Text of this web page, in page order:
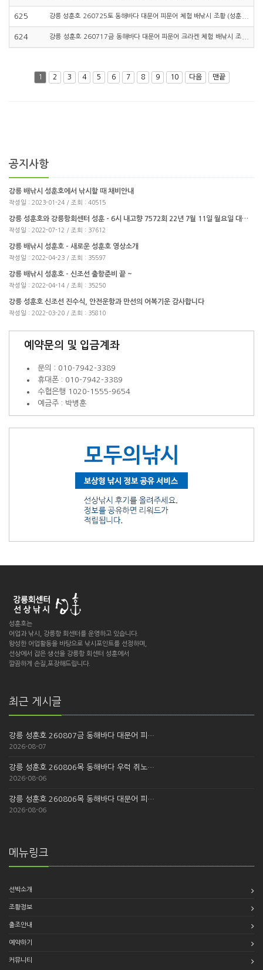
호낚시TV)
625
강릉 성훈호 260725토 동해바다 대문어 피문어 체험 배낚시 조황 (성훈
호낚시TV)
624
강릉 성훈호 260717금 동해바다 대문어 피문어 크라켄 체험 배낚시 조
황 (성훈호낚시TV)
1 2 3 4 5 6 7 8 9 10 다음 맨끝
공지사항
강릉 배낚시 성훈호에서 낚시할 때 채비안내
작성일 : 2023-01-24 / 조회 : 40515
강릉 성훈호와 강릉항회센터 성훈 - 6시 내고향 7572회 22년 7월 11일 월요일 대구요리와 물회로!!
작성일 : 2022-07-12 / 조회 : 37612
강릉 배낚시 성훈호 - 새로운 성훈호 영상소개
작성일 : 2022-04-23 / 조회 : 35597
강릉 배낚시 성훈호 - 신조선 출항준비 끝 ~
작성일 : 2022-04-14 / 조회 : 35250
강릉 성훈호 신조선 진수식, 안전운항과 만선의 어복기운 감사합니다
작성일 : 2022-03-20 / 조회 : 35810
예약문의 및 입금계좌
문의 : 010-7942-3389
휴대폰 : 010-7942-3389
수협은행 1020-1555-9654
예금주 : 박병훈
성훈호는
어업과 낚시, 강릉항 회센터를 운영하고 있습니다.
왕성한 어업활동을 바탕으로 낚시포인트를 선정하며,
선상에서 잡은 생선을 강릉항 회센터 성훈에서
깔끔하게 손질,포장해드립니다.
최근 게시글
강릉 성훈호 260807금 동해바다 대문어 피…
2026-08-07
강릉 성훈호 260806목 동해바다 우럭 쥐노…
2026-08-06
강릉 성훈호 260806목 동해바다 대문어 피…
2026-08-06
메뉴링크
선박소개
조황정보
출조안내
예약하기
커뮤니티